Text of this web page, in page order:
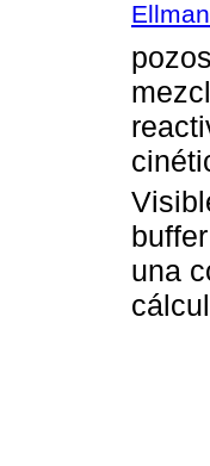
Ellman
una